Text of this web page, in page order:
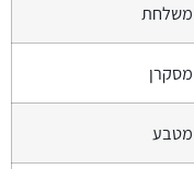
משלחת
מסקרן
מטבע